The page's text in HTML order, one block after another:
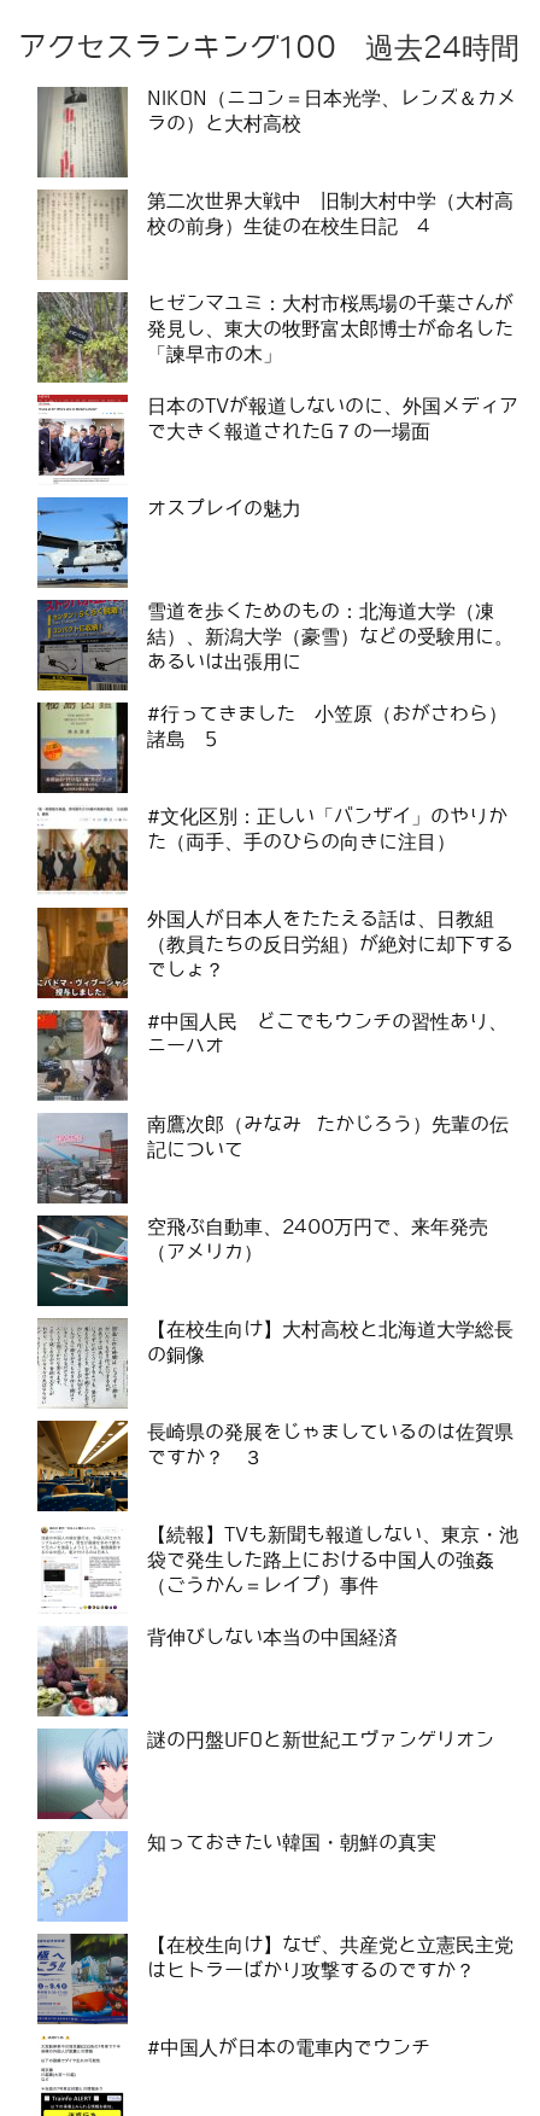
アクセスランキング100 過去24時間
NIKON（ニコン＝日本光学、レンズ＆カメ
ラの）と大村高校
第二次世界大戦中 旧制大村中学（大村高
校の前身）生徒の在校生日記 4
ヒゼンマユミ：大村市桜馬場の千葉さんが
発見し、東大の牧野富太郎博士が命名した
「諫早市の木」
日本のTVが報道しないのに、外国メディア
で大きく報道されたG７の一場面
オスプレイの魅力
雪道を歩くためのもの：北海道大学（凍
結）、新潟大学（豪雪）などの受験用に。
あるいは出張用に
#行ってきました 小笠原（おがさわら）
諸島 5
#文化区別：正しい「バンザイ」のやりか
た（両手、手のひらの向きに注目）
外国人が日本人をたたえる話は、日教組
（教員たちの反日労組）が絶対に却下する
でしょ？
#中国人民 どこでもウンチの習性あり、
ニーハオ
南鷹次郎（みなみ たかじろう）先輩の伝
記について
空飛ぶ自動車、2400万円で、来年発売
（アメリカ）
【在校生向け】大村高校と北海道大学総長
の銅像
長崎県の発展をじゃましているのは佐賀県
ですか？ ３
【続報】TVも新聞も報道しない、東京・池
袋で発生した路上における中国人の強姦
（ごうかん＝レイプ）事件
背伸びしない本当の中国経済
謎の円盤UFOと新世紀エヴァンゲリオン
知っておきたい韓国・朝鮮の真実
【在校生向け】なぜ、共産党と立憲民主党
はヒトラーばかり攻撃するのですか？
#中国人が日本の電車内でウンチ